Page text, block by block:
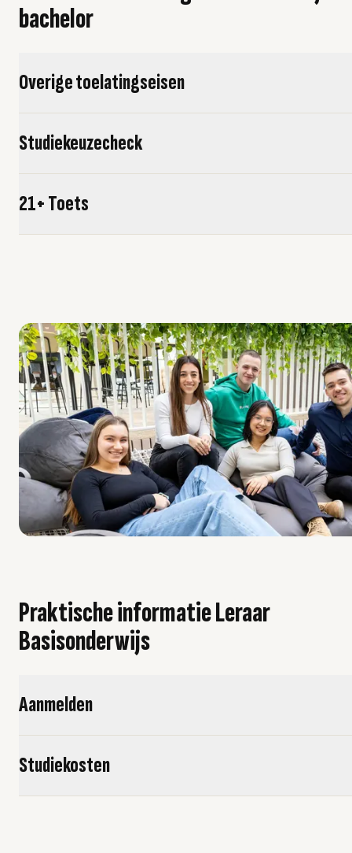
bachelor
Overige toelatingseisen
Studiekeuzecheck
21+ Toets
Praktische informatie Leraar
Basisonderwijs
Aanmelden
Studiekosten